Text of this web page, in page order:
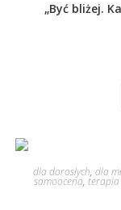
„Być bliżej.
dla dorosłych, dla
samoocena, terapia